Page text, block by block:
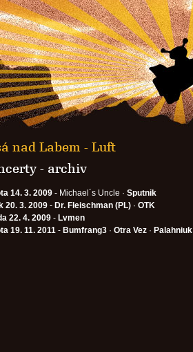
nad Labem - Luft
- archiv
14. 3. 2009 - Michael´s Uncle · Sputnik
20. 3. 2009 - Dr. Fleischman (PL) · OTK
22. 4. 2009 - Lvmen
19. 11. 2011 - Bumfrang3 · Otra Vez · Palahniuk